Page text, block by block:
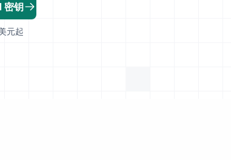
密钥
元起